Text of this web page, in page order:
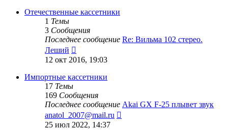
Отечественные кассетники
1 Темы
3 Сообщения
Последнее сообщение Re: Вильма 102 стерео.
Леший
к
последнему
сообщению
12 окт 2016, 19:03
Импортные кассетники
17 Темы
169 Сообщения
Последнее сообщение Akai GX F-25 плывет звук
anatol_2007@mail.ru
25 июл 2022, 14:37